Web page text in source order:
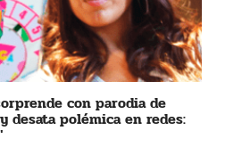
con parodia de
desata polémica en redes: